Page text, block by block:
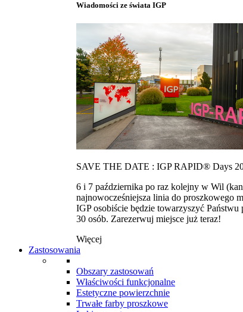
Wiadomości ze świata IGP
SAVE THE DATE : IGP RAPID® Days
6 i 7 października po raz kolejny w Wil
najnowocześniejsza linia do proszkowego
IGP osobiście będzie towarzyszyć
30 osób. Zarezerwuj miejsce już teraz!
Więcej
Zastosowania
Obszary zastosowań
Właściwości funkcjonalne
Estetyczne powierzchnie
Trwałe farby proszkowe